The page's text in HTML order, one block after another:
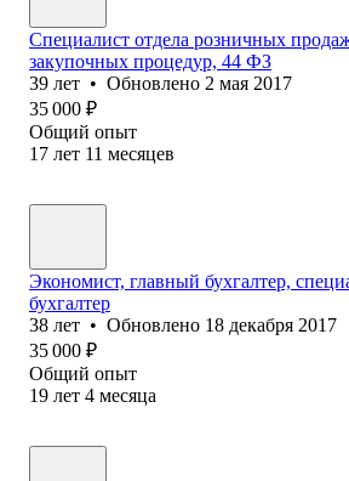
Специалист отдела розничных
закупочных процедур, 44 ФЗ
39 лет • Обновлено 2 мая 2017
35 000 ₽
Общий опыт
17 лет 11 месяцев
Экономист, главный бухгалтер,
бухгалтер
38 лет • Обновлено 18 декабря 2017
35 000 ₽
Общий опыт
19 лет 4 месяца